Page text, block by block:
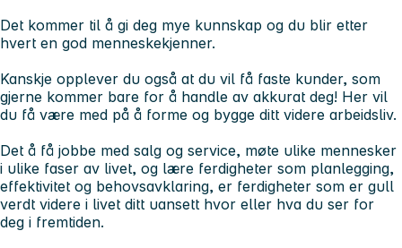
Det kommer til å gi deg mye kunnskap og du blir etter
hvert en god menneskekjenner.
Kanskje opplever du også at du vil få faste kunder, som
gjerne kommer bare for å handle av akkurat deg! Her vil
du få være med på å forme og bygge ditt videre arbeidsliv.
Det å få jobbe med salg og service, møte ulike mennesker
i ulike faser av livet, og lære ferdigheter som planlegging,
effektivitet og behovsavklaring, er ferdigheter som er gull
verdt videre i livet ditt uansett hvor eller hva du ser for
deg i fremtiden.